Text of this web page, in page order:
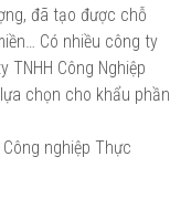
đã tạo được chỗ
Có nhiều công ty
Công Nghiệp
chọn cho khẩu phần
nghiệp Thực